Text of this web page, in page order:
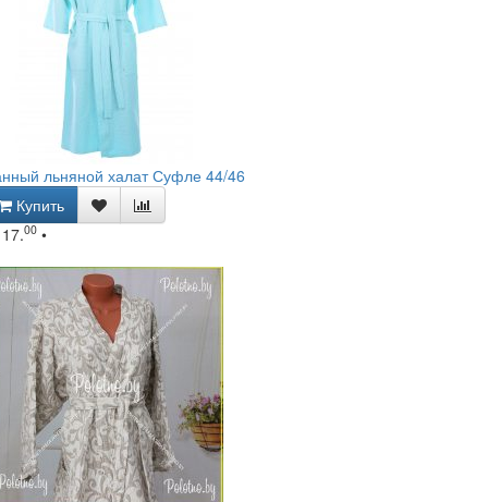
льняной халат Суфле 44/46
Купить
00 •